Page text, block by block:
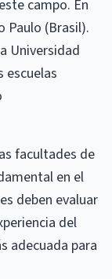
campo. En
Paulo (Brasil).
Universidad
escuelas
facultades de
en el
deben evaluar
del
adecuada para